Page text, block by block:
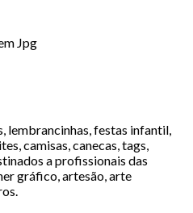
Jpg
lembrancinhas, festas infantil,
camisas, canecas, tags,
a profissionais das
gráfico, artesão, arte